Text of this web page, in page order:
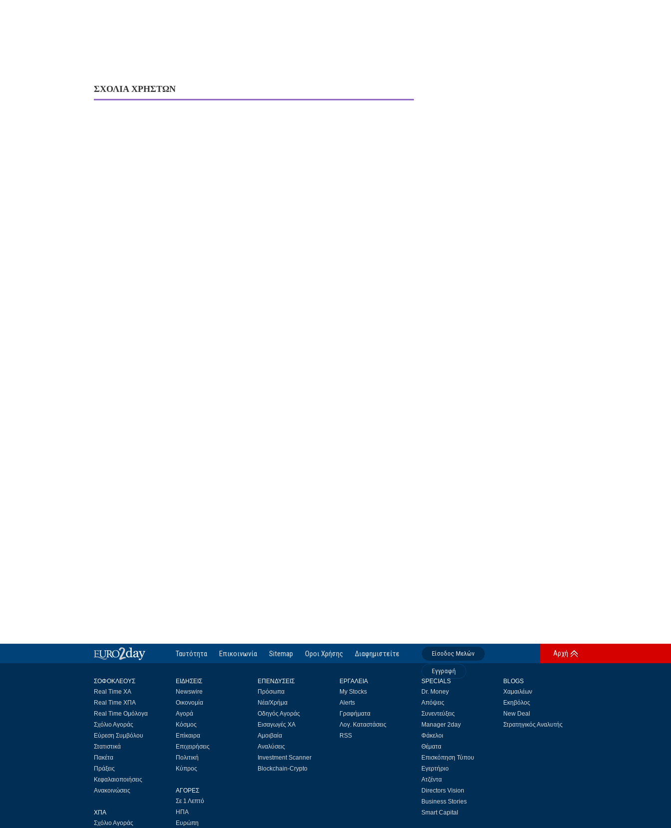
ΣΧΟΛΙΑ ΧΡΗΣΤΩΝ
Ταυτότητα Επικοινωνία Sitemap Οροι Χρήσης Διαφημιστείτε Είσοδος Μελών
Εγγραφή
Αρχή
ΣΟΦΟΚΛΕΟΥΣ
Real Time ΧΑ
Real Time ΧΠΑ
Real Time Ομόλογα
Σχόλιο Αγοράς
Εύρεση Συμβόλου
Στατιστικά
Πακέτα
Πράξεις
Κεφαλαιοποιήσεις
Ανακοινώσεις
ΧΠΑ
Σχόλιο Αγοράς
ΕΙΔΗΣΕΙΣ
Newswire
Οικονομία
Αγορά
Κόσμος
Επίκαιρα
Επιχειρήσεις
Πολιτική
Κύπρος
ΑΓΟΡΕΣ
Σε 1 Λεπτό
ΗΠΑ
Ευρώπη
ΕΠΕΝΔΥΣΕΙΣ
Πρόσωπα
Νέα/Χρήμα
Οδηγός Αγοράς
Εισαγωγές ΧΑ
Αμοιβαία
Αναλύσεις
Investment Scanner
Blockchain-Crypto
ΕΡΓΑΛΕΙΑ
My Stocks
Alerts
Γραφήματα
Λογ. Καταστάσεις
RSS
SPECIALS
Dr. Money
Απόψεις
Συνεντεύξεις
Manager 2day
Φάκελοι
Θέματα
Επισκόπηση Τύπου
Εγερτήριο
Ατζέντα
Directors Vision
Business Stories
Smart Capital
BLOGS
Χαμαιλέων
Εκηβόλος
New Deal
Στρατηγικός Αναλυτής